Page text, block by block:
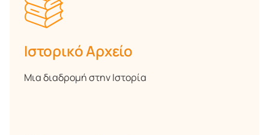
Ιστορικό Αρχείο
Μια διαδρομή στην Ιστορία